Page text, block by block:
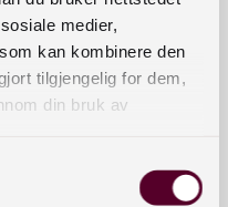
medier,
kan kombinere den
tilgjengelig for dem,
din bruk av
fysisk og
Husk å
folkebibliotek, og har